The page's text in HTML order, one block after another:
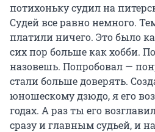
потихоньку судил на
Судей все равно немного.
платили ничего. Это было
сих пор больше как хобби.
назовешь. Попробовал —
стали больше доверять.
юношескому дзюдо, я его
годах. А раз ты его
сразу и главным судьей, и